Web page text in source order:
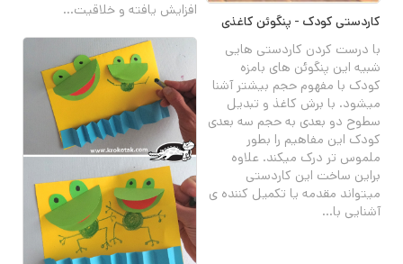
کاردستی کودک - پنگوئن کاغذی
با درست کردن کاردستی هایی
شبیه این پنگوئن های بامزه
کودک با مفهوم حجم بیشتر آشنا
میشود. با برش کاغذ و تبدیل
سطوح دو بعدی به حجم سه بعدی
کودک این مفاهیم را بطور
ملموس تر درک میکند. علاوه
براین ساخت این کاردستی
میتواند مقدمه یا تکمیل کننده ی
آشنایی با...
افزایش یافته و خلاقیت...